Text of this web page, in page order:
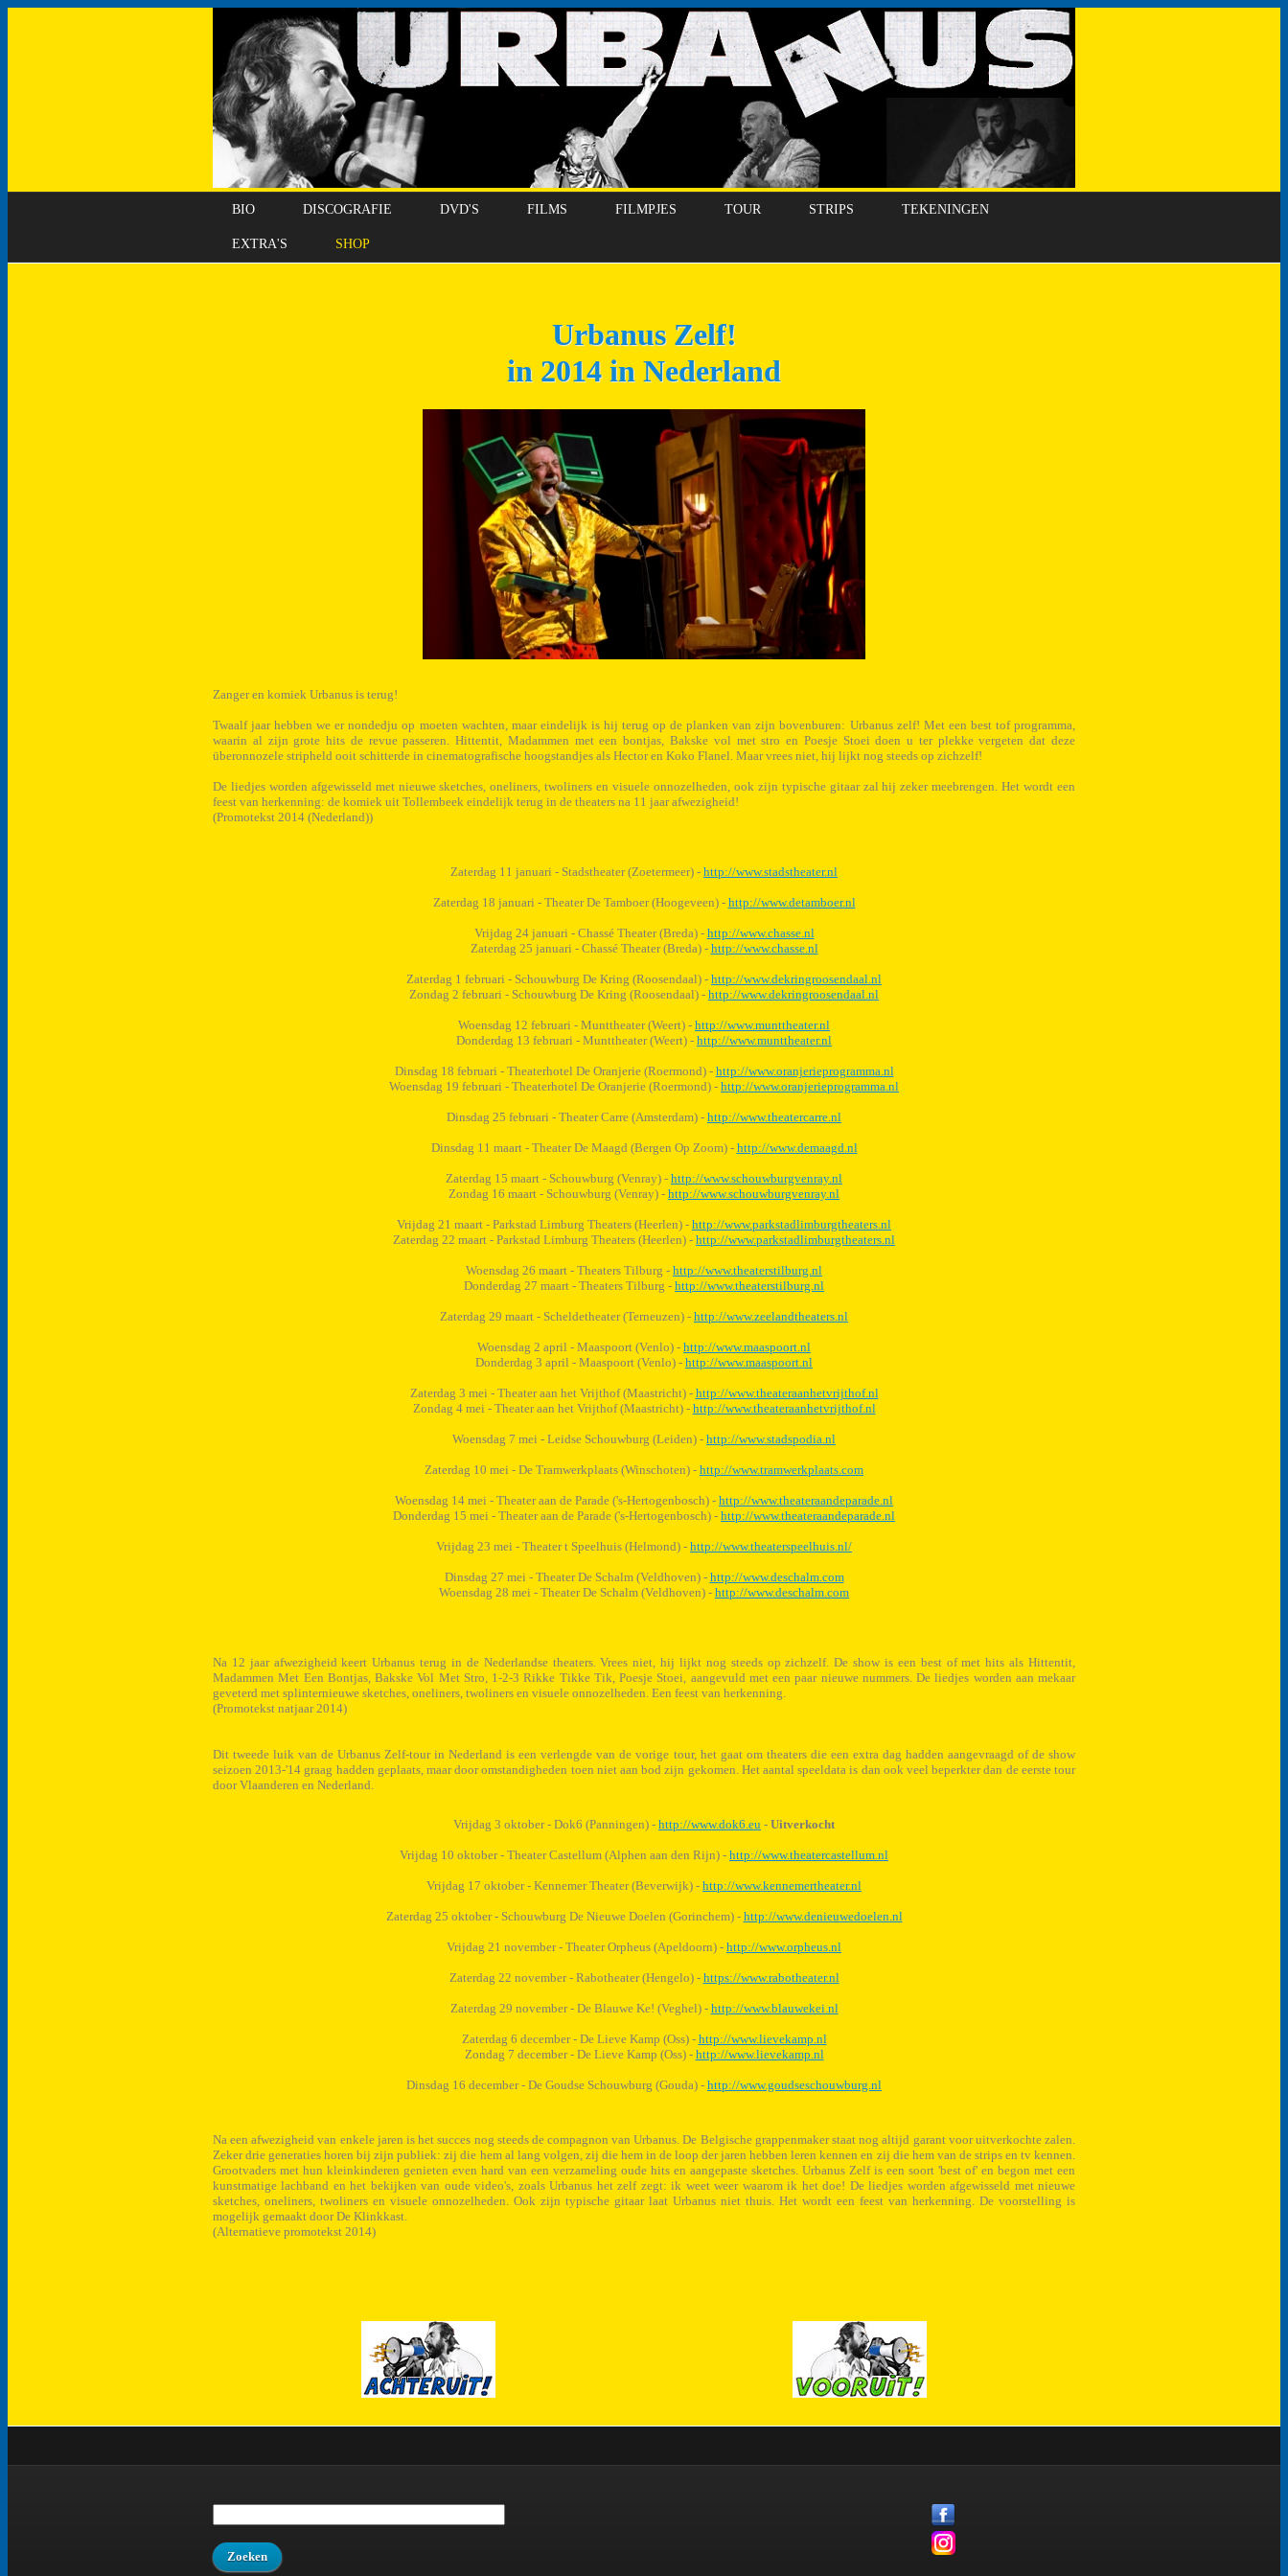
BIO DISCOGRAFIE DVD'S FILMS FILMPJES TOUR STRIPS TEKENINGEN
EXTRA'S SHOP
Urbanus Zelf!
in 2014 in Nederland
Zanger en komiek Urbanus is terug!
Twaalf jaar hebben we er nondedju op moeten wachten, maar eindelijk is hij terug op de planken van zijn bovenburen: Urbanus zelf! Met een best tof programma,
waarin al zijn grote hits de revue passeren. Hittentit, Madammen met een bontjas, Bakske vol met stro en Poesje Stoei doen u ter plekke vergeten dat deze
überonnozele stripheld ooit schitterde in cinematografische hoogstandjes als Hector en Koko Flanel. Maar vrees niet, hij lijkt nog steeds op zichzelf!
De liedjes worden afgewisseld met nieuwe sketches, oneliners, twoliners en visuele onnozelheden, ook zijn typische gitaar zal hij zeker meebrengen. Het wordt een
feest van herkenning: de komiek uit Tollembeek eindelijk terug in de theaters na 11 jaar afwezigheid!
(Promotekst 2014 (Nederland))
Zaterdag 11 januari - Stadstheater (Zoetermeer) - http://www.stadstheater.nl
Zaterdag 18 januari - Theater De Tamboer (Hoogeveen) - http://www.detamboer.nl
Vrijdag 24 januari - Chassé Theater (Breda) - http://www.chasse.nl
Zaterdag 25 januari - Chassé Theater (Breda) - http://www.chasse.nl
Zaterdag 1 februari - Schouwburg De Kring (Roosendaal) - http://www.dekringroosendaal.nl
Zondag 2 februari - Schouwburg De Kring (Roosendaal) - http://www.dekringroosendaal.nl
Woensdag 12 februari - Munttheater (Weert) - http://www.munttheater.nl
Donderdag 13 februari - Munttheater (Weert) - http://www.munttheater.nl
Dinsdag 18 februari - Theaterhotel De Oranjerie (Roermond) - http://www.oranjerieprogramma.nl
Woensdag 19 februari - Theaterhotel De Oranjerie (Roermond) - http://www.oranjerieprogramma.nl
Dinsdag 25 februari - Theater Carre (Amsterdam) - http://www.theatercarre.nl
Dinsdag 11 maart - Theater De Maagd (Bergen Op Zoom) - http://www.demaagd.nl
Zaterdag 15 maart - Schouwburg (Venray) - http://www.schouwburgvenray.nl
Zondag 16 maart - Schouwburg (Venray) - http://www.schouwburgvenray.nl
Vrijdag 21 maart - Parkstad Limburg Theaters (Heerlen) - http://www.parkstadlimburgtheaters.nl
Zaterdag 22 maart - Parkstad Limburg Theaters (Heerlen) - http://www.parkstadlimburgtheaters.nl
Woensdag 26 maart - Theaters Tilburg - http://www.theaterstilburg.nl
Donderdag 27 maart - Theaters Tilburg - http://www.theaterstilburg.nl
Zaterdag 29 maart - Scheldetheater (Terneuzen) - http://www.zeelandtheaters.nl
Woensdag 2 april - Maaspoort (Venlo) - http://www.maaspoort.nl
Donderdag 3 april - Maaspoort (Venlo) - http://www.maaspoort.nl
Zaterdag 3 mei - Theater aan het Vrijthof (Maastricht) - http://www.theateraanhetvrijthof.nl
Zondag 4 mei - Theater aan het Vrijthof (Maastricht) - http://www.theateraanhetvrijthof.nl
Woensdag 7 mei - Leidse Schouwburg (Leiden) - http://www.stadspodia.nl
Zaterdag 10 mei - De Tramwerkplaats (Winschoten) - http://www.tramwerkplaats.com
Woensdag 14 mei - Theater aan de Parade ('s-Hertogenbosch) - http://www.theateraandeparade.nl
Donderdag 15 mei - Theater aan de Parade ('s-Hertogenbosch) - http://www.theateraandeparade.nl
Vrijdag 23 mei - Theater t Speelhuis (Helmond) - http://www.theaterspeelhuis.nl/
Dinsdag 27 mei - Theater De Schalm (Veldhoven) - http://www.deschalm.com
Woensdag 28 mei - Theater De Schalm (Veldhoven) - http://www.deschalm.com
Na 12 jaar afwezigheid keert Urbanus terug in de Nederlandse theaters. Vrees niet, hij lijkt nog steeds op zichzelf. De show is een best of met hits als Hittentit,
Madammen Met Een Bontjas, Bakske Vol Met Stro, 1-2-3 Rikke Tikke Tik, Poesje Stoei, aangevuld met een paar nieuwe nummers. De liedjes worden aan mekaar
geveterd met splinternieuwe sketches, oneliners, twoliners en visuele onnozelheden. Een feest van herkenning.
(Promotekst natjaar 2014)
Dit tweede luik van de Urbanus Zelf-tour in Nederland is een verlengde van de vorige tour, het gaat om theaters die een extra dag hadden aangevraagd of de show
seizoen 2013-'14 graag hadden geplaats, maar door omstandigheden toen niet aan bod zijn gekomen. Het aantal speeldata is dan ook veel beperkter dan de eerste tour
door Vlaanderen en Nederland.
Vrijdag 3 oktober - Dok6 (Panningen) - http://www.dok6.eu - Uitverkocht
Vrijdag 10 oktober - Theater Castellum (Alphen aan den Rijn) - http://www.theatercastellum.nl
Vrijdag 17 oktober - Kennemer Theater (Beverwijk) - http://www.kennemertheater.nl
Zaterdag 25 oktober - Schouwburg De Nieuwe Doelen (Gorinchem) - http://www.denieuwedoelen.nl
Vrijdag 21 november - Theater Orpheus (Apeldoorn) - http://www.orpheus.nl
Zaterdag 22 november - Rabotheater (Hengelo) - https://www.rabotheater.nl
Zaterdag 29 november - De Blauwe Ke! (Veghel) - http://www.blauwekei.nl
Zaterdag 6 december - De Lieve Kamp (Oss) - http://www.lievekamp.nl
Zondag 7 december - De Lieve Kamp (Oss) - http://www.lievekamp.nl
Dinsdag 16 december - De Goudse Schouwburg (Gouda) - http://www.goudseschouwburg.nl
Na een afwezigheid van enkele jaren is het succes nog steeds de compagnon van Urbanus. De Belgische grappenmaker staat nog altijd garant voor uitverkochte zalen.
Zeker drie generaties horen bij zijn publiek: zij die hem al lang volgen, zij die hem in de loop der jaren hebben leren kennen en zij die hem van de strips en tv kennen.
Grootvaders met hun kleinkinderen genieten even hard van een verzameling oude hits en aangepaste sketches. Urbanus Zelf is een soort 'best of' en begon met een
kunstmatige lachband en het bekijken van oude video's, zoals Urbanus het zelf zegt: ik weet weer waarom ik het doe! De liedjes worden afgewisseld met nieuwe
sketches, oneliners, twoliners en visuele onnozelheden. Ook zijn typische gitaar laat Urbanus niet thuis. Het wordt een feest van herkenning. De voorstelling is
mogelijk gemaakt door De Klinkkast.
(Alternatieve promotekst 2014)